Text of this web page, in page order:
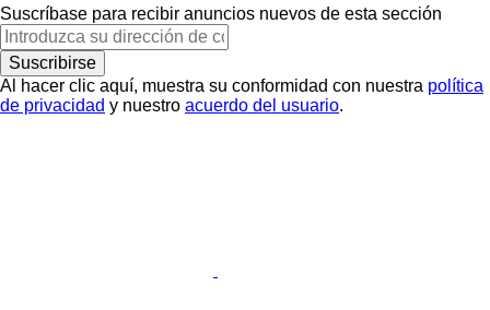
Suscríbase para recibir anuncios nuevos de esta sección
Suscribirse
Al hacer clic aquí, muestra su conformidad con nuestra política
de privacidad y nuestro acuerdo del usuario.